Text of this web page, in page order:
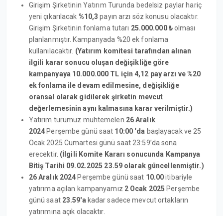
Girişim Şirketinin Yatırım Turunda bedelsiz paylar hariç
yeni çıkarılacak %10,3 payın arzı söz konusu olacaktır.
Girişim Şirketinin fonlama tutarı 25.000.000 ₺olması
planlanmıştır. Kampanyada %20 ek fonlama
kullanılacaktır. (Yatırım komitesi tarafından alınan
ilgili karar sonucu oluşan değişikliğe göre
kampanyaya 10.000.000 TL için 4,12 pay arzı ve %20
ek fonlama ile devam edilmesine, değişikliğe
oransal olarak gidilerek şirketin mevcut
değerlemesinin aynı kalmasına karar verilmiştir.)
Yatırım turumuz muhtemelen 26 Aralık
2024 Perşembe günü saat 10:00 ‘da başlayacak ve 25
Ocak 2025 Cumartesi günü saat 23:59’da sona
erecektir. (İlgili Komite Kararı sonucunda Kampanya
Bitiş Tarihi 09.02.2025 23.59 olarak güncellenmiştir.)
26 Aralık 2024 Perşembe günü saat 10.00itibariyle
yatırıma açılan kampanyamız 2 Ocak 2025 Perşembe
günü saat 23.59'a kadar sadece mevcut ortakların
yatırımına açık olacaktır.